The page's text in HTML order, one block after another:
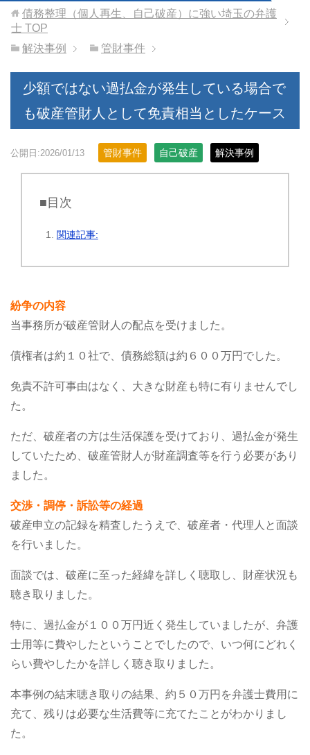
債務整理（個人再生、自己破産）に強い埼玉の弁護
士 TOP
解決事例
管財事件
少額ではない過払金が発生している場合で
も破産管財人として免責相当としたケース
公開日:2026/01/13 管財事件 自己破産 解決事例
■目次
関連記事:
紛争の内容
当事務所が破産管財人の配点を受けました。
債権者は約１０社で、債務総額は約６００万円でした。
免責不許可事由はなく、大きな財産も特に有りませんでし
た。
ただ、破産者の方は生活保護を受けており、過払金が発生
していたため、破産管財人が財産調査等を行う必要があり
ました。
交渉・調停・訴訟等の経過
破産申立の記録を精査したうえで、破産者・代理人と面談
を行いました。
面談では、破産に至った経緯を詳しく聴取し、財産状況も
聴き取りました。
特に、過払金が１００万円近く発生していましたが、弁護
士用等に費やしたということでしたので、いつ何にどれく
らい費やしたかを詳しく聴き取りました。
本事例の結末聴き取りの結果、約５０万円を弁護士費用に
充て、残りは必要な生活費等に充てたことがわかりまし
た。